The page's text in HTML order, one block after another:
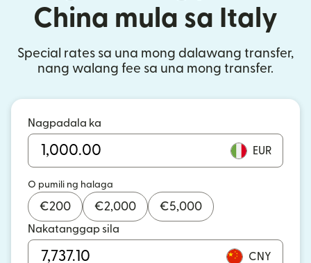
China mula sa Italy
Special rates sa una mong dalawang transfer,
nang walang fee sa una mong transfer.
Nagpadala ka
EUR
O pumili ng halaga
€200 €2,000 €5,000
Nakatanggap sila
CNY